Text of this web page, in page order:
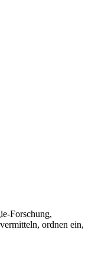
Forschung,
ordnen ein,